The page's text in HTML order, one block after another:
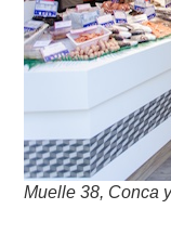
Muelle 38, Conca